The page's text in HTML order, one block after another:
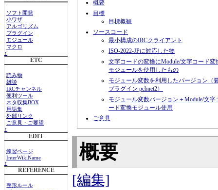
ソフト開発
小ワザ
アルゴリズム
プラグイン
モジュール
マクロ
↑
ETC
読み物
雑談
IRCチャンネル
便利ツール
ネタ収集BOX
用語集
外部リンク
ご意見・ご要望
↑
EDIT
練習ページ
InterWikiName
↑
REFERENCE
整形ルール
概要
目標
目標概観
ソースコード
最小構成のIRCクライアント
ISO-2022-JPに対応した物
文字コードの変換にModule/文字コード変
モジュールを使用したもの
モジュール変数を利用したバージョン（
プラグイン pcbnet2）
モジュール変数バージョン＋Module/文字
ード変換モジュール使用
ご意見
概要
[編集]